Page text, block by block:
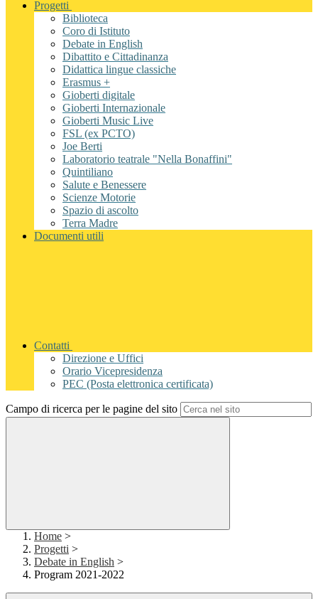
Progetti
Biblioteca
Coro di Istituto
Debate in English
Dibattito e Cittadinanza
Didattica lingue classiche
Erasmus +
Gioberti digitale
Gioberti Internazionale
Gioberti Music Live
FSL (ex PCTO)
Joe Berti
Laboratorio teatrale "Nella Bonaffini"
Quintiliano
Salute e Benessere
Scienze Motorie
Spazio di ascolto
Terra Madre
Documenti utili
Contatti
Direzione e Uffici
Orario Vicepresidenza
PEC (Posta elettronica certificata)
Campo di ricerca per le pagine del sito
Home >
Progetti >
Debate in English >
Program 2021-2022